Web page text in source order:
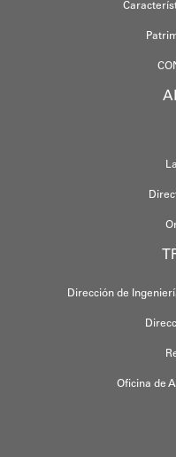
Dirección de
Oficina de